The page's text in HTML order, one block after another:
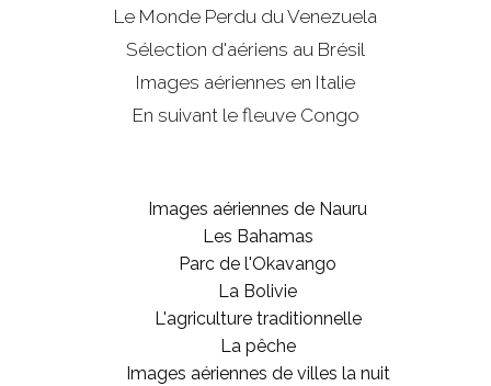
Le Monde Perdu du Venezuela
Sélection d'aériens au Brésil
Images aériennes en Italie
En suivant le fleuve Congo
Images aériennes de Nauru
Les Bahamas
Parc de l'Okavango
La Bolivie
L'agriculture traditionnelle
La pêche
Images aériennes de villes la nuit